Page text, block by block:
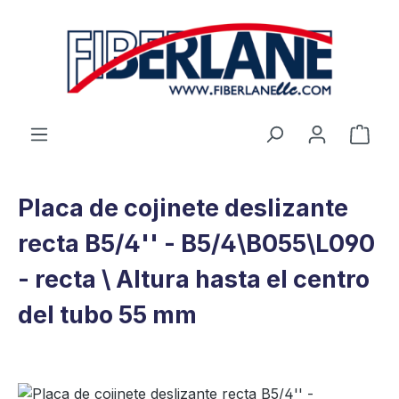
El
Placa de cojinete deslizante
recta B5/4'' - B5/4\B055\L090
- recta \ Altura hasta el centro
del tubo 55 mm
Omitir galería de imágenes